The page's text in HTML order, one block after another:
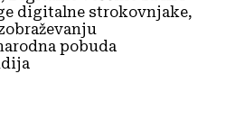
digitalne strokovnjake,
pobuda